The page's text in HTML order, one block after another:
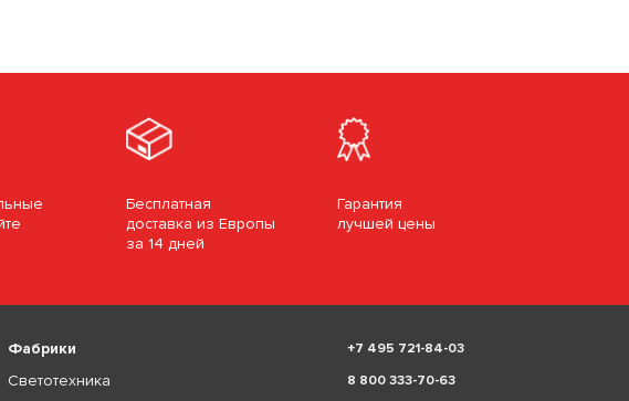
Бесплатная
доставка из Европы
за 14 дней
Гарантия
лучшей цены
Фабрики
Светотехника
+7 495 721-84-03
8 800 333-70-63